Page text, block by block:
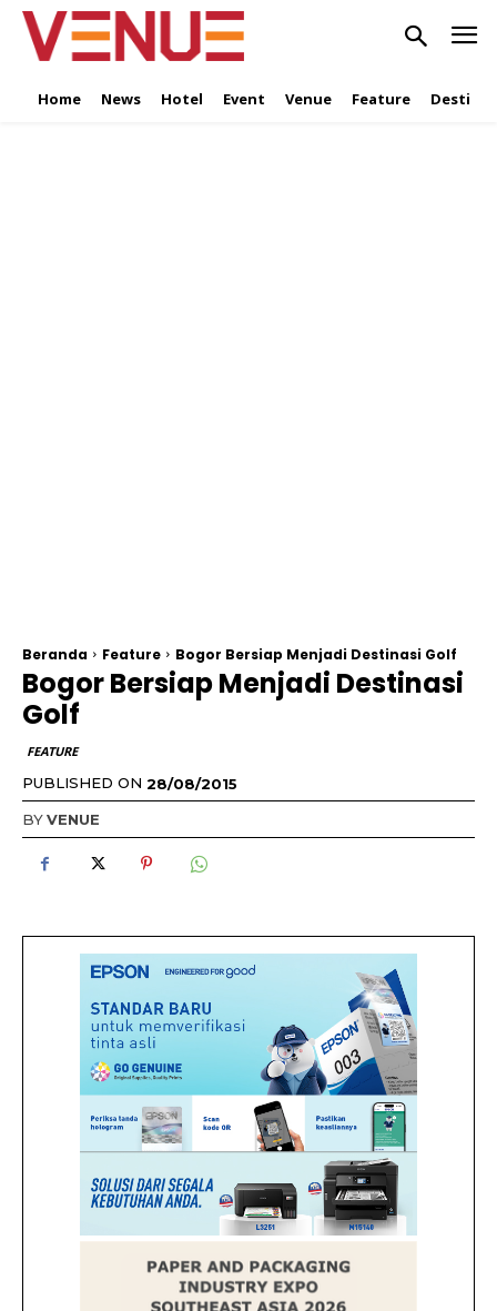
Home News Hotel Event Venue Feature
Beranda Feature Bogor Bersiap Menjadi Destinasi Golf
Bogor Bersiap Menjadi Destinasi
Golf
FEATURE
PUBLISHED ON 28/08/2015
BYVENUE